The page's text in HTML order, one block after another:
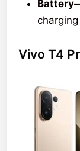
charging
Vivo T4